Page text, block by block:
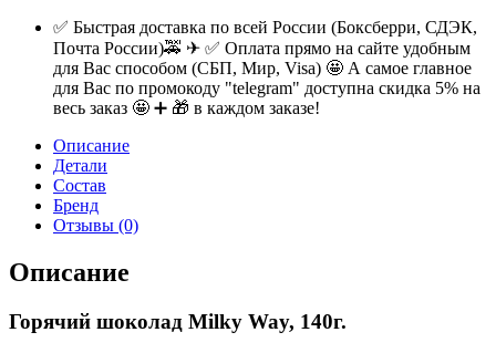
✅ Быстрая доставка по всей России (Боксберри, СДЭК,
Почта России)🚕 ✈ ✅ Оплата прямо на сайте удобным
для Вас способом (СБП, Мир, Visa) 🤩 А самое главное
для Вас по промокоду "telegram" доступна скидка 5% на
весь заказ 🤩 ➕ 🎁 в каждом заказе!
Описание
Детали
Состав
Бренд
Отзывы (0)
Описание
Горячий шоколад Milky Way, 140г.